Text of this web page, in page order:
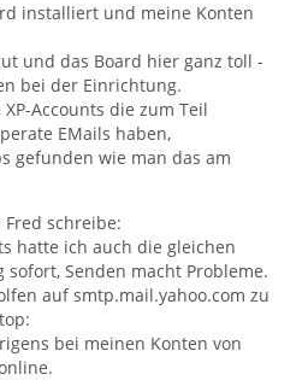
installiert und meine Konten
und das Board hier ganz toll -
bei der Einrichtung.
Accounts die zum Teil
EMails haben,
gefunden wie man das am
schreibe:
hatte ich auch die gleichen
sofort, Senden macht Probleme.
auf smtp.mail.yahoo.com zu
bei meinen Konten von